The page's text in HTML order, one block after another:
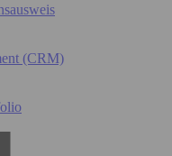
(CRM)